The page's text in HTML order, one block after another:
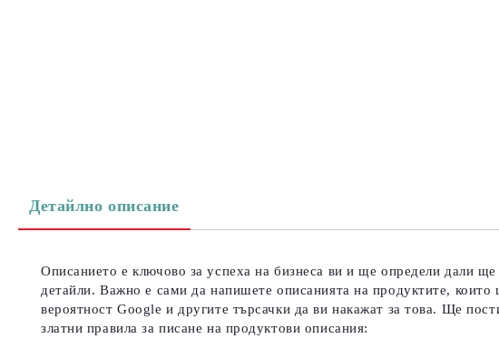
Детайлно описание
Описанието е ключово за успеха на бизнеса ви и ще определи дали
детайли. Важно е сами да напишете описанията на продуктите,
вероятност Google и другите търсачки да ви накажат за това. Ще
златни правила за писане на продуктови описания: